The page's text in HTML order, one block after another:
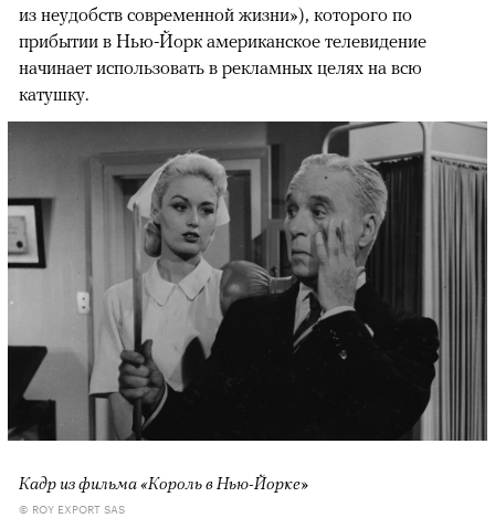
из неудобств современной жизни»), которого по
прибытии в Нью-Йорк американское телевидение
начинает использовать в рекламных целях на всю
катушку.
Кадр из фильма «Король в Нью-Йорке»
© ROY EXPORT SAS